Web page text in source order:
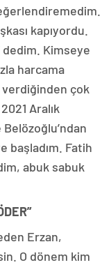
kapıyordu.
dedim. Kimseye
harcama
verdiğinden çok
Aralık
başladım. Fatih
abuk sabuk
Erzan,
O dönem kim